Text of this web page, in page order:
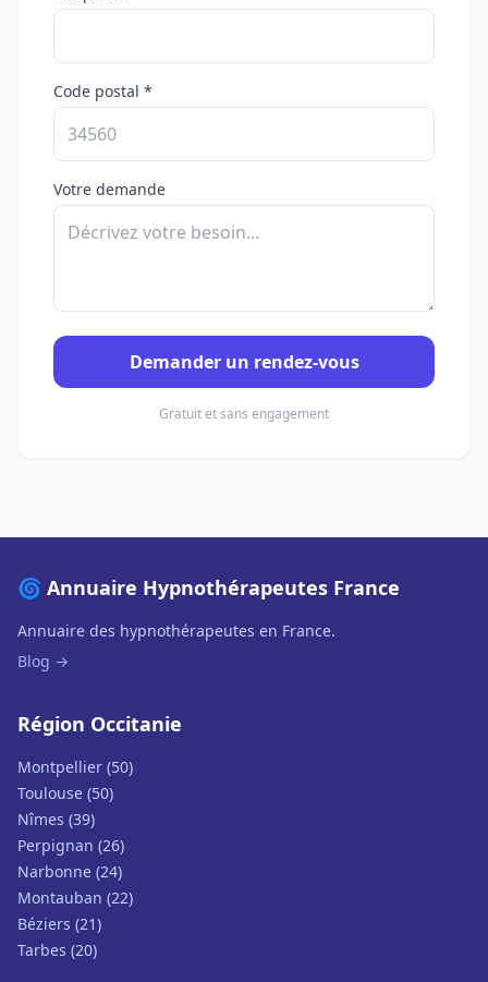
Code postal *
Votre demande
Demander un rendez-vous
Gratuit et sans engagement
🌀 Annuaire Hypnothérapeutes France
Annuaire des hypnothérapeutes en France.
Blog →
Région Occitanie
Montpellier (50)
Toulouse (50)
Nîmes (39)
Perpignan (26)
Narbonne (24)
Montauban (22)
Béziers (21)
Tarbes (20)